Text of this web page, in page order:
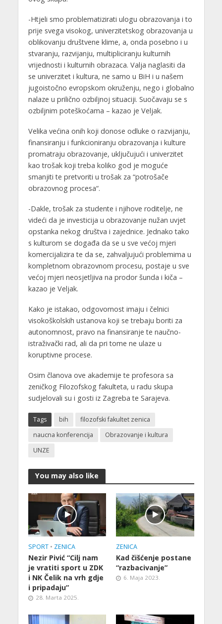
-Htjeli smo problematizirati ulogu obrazovanja i to
prije svega visokog, univerzitetskog obrazovanja u
oblikovanju društvene klime, a, onda posebno i u
stvaranju, razvijanju, multipliciranju kulturnih
vrijednosti i kulturnih obrazaca. Valja naglasiti da
se univerzitet i kultura, ne samo u BiH i u našem
jugoistočno evropskom okruženju, nego i globalno
nalaze u prilično ozbiljnoj situaciji. Suočavaju se s
ozbiljnim poteškoćama – kazao je Veljak.
Velika većina onih koji donose odluke o razvijanju,
finansiranju i funkcioniranju obrazovanja i kulture
promatraju obrazovanje, uključujući i univerzitet
kao trošak koji treba koliko god je moguće
smanjiti te pretvoriti u trošak za “potrošače
obrazovnog procesa“.
-Dakle, trošak za studente i njihove roditelje, ne
videći da je investicija u obrazovanje nužan uvjet
opstanka nekog društva i zajednice. Jednako tako
s kulturom se događa da se u sve većoj mjeri
komercijalizira te da se, zahvaljujući problemima u
kompletnom obrazovnom procesu, postaje u sve
većoj mjeri neosjetljiva na prodor šunda i kiča –
kazao je Veljak.
Kako je istakao, odgovornost imaju i čelnici
visokoškolskih ustanova koji se trebaju boriti za
autonomnost, pravo na finansiranje te naučno-
istraživački rad, ali da pri tome ne ulaze u
koruptivne procese.
Osim članova ove akademije te profesora sa
zeničkog Filozofskog fakulteta, u radu skupa
sudjelovali su i gosti iz Zagreba te Sarajeva.
Tags bih
filozofski fakultet zenica
naucna konferencija
Obrazovanje i kultura
UNZE
You may also like
SPORT • ZENICA
Nezir Pivić “Cilj nam
je vratiti sport u ZDK
i NK Čelik na vrh gdje
i pripadaju”
28. Marta 2025.
ZENICA
Kad čišćenje postane
“razbacivanje”
6. Maja 2023.